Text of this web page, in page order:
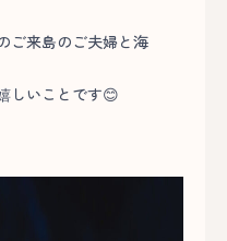
ご来島のご夫婦と海
しいことです😊